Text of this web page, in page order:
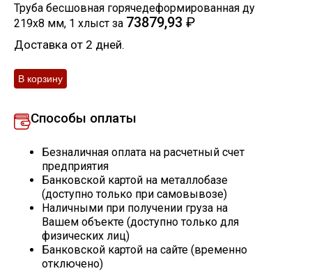
Остальное
Алюминиевый прокат
Труба бесшовная горячедеформированная ду
219х8 мм, 1 хлыст за 73879,93 ₽
Доставка от 2 дней.
Способы оплаты
Безналичная оплата на расчетный счет
предприятия
Банковской картой на металлобазе
(доступно только при самовывозе)
Наличными при получении груза на
Вашем объекте (доступно только для
физических лиц)
Банковской картой на сайте (временно
отключено)